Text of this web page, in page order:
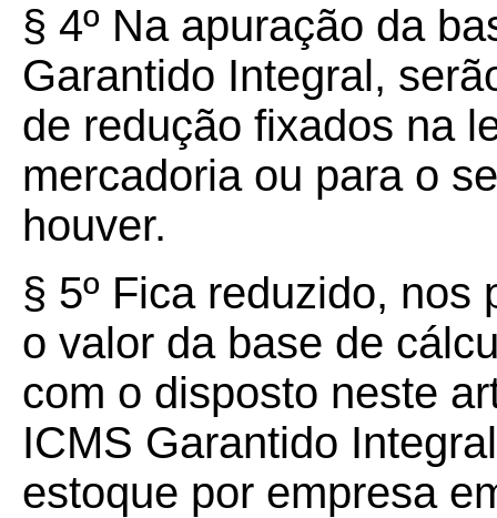
§ 4º Na apuração da
Garantido Integral,
de redução fixados na
mercadoria ou para o
houver.
§ 5º Fica reduzido,
o valor da base de
com o disposto neste
ICMS Garantido
estoque por empresa